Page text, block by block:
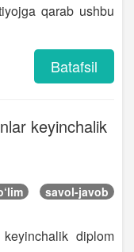
qarab ushbu
Batafsil
keyinchalik
savol-javob
diplom